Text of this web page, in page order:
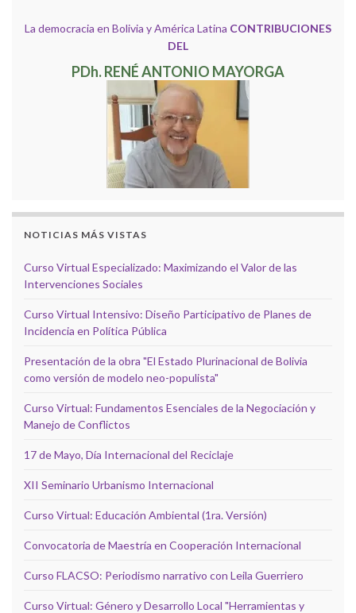
La democracia en Bolivia y América Latina CONTRIBUCIONES
DEL
PDh. RENÉ ANTONIO MAYORGA
NOTICIAS MÁS VISTAS
Curso Virtual Especializado: Maximizando el Valor de las
Intervenciones Sociales
Curso Virtual Intensivo: Diseño Participativo de Planes de
Incidencia en Política Pública
Presentación de la obra "El Estado Plurinacional de Bolivia
como versión de modelo neo-populista"
Curso Virtual: Fundamentos Esenciales de la Negociación y
Manejo de Conflictos
17 de Mayo, Día Internacional del Reciclaje
XII Seminario Urbanismo Internacional
Curso Virtual: Educación Ambiental (1ra. Versión)
Convocatoria de Maestría en Cooperación Internacional
Curso FLACSO: Periodismo narrativo con Leila Guerriero
Curso Virtual: Género y Desarrollo Local "Herramientas y